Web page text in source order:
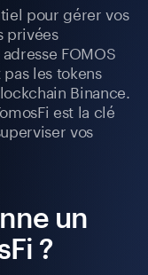
pour gérer vos
privées
FOMOS
les tokens
Binance.
est la clé
vos
un
?